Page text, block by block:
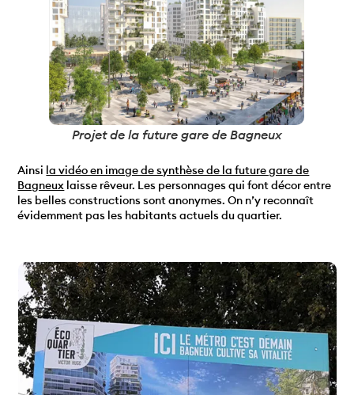
Projet de la future gare de Bagneux
Ainsi la vidéo en image de synthèse de la future gare de
Bagneux laisse rêveur. Les personnages qui font décor entre
les belles constructions sont anonymes. On n’y reconnaît
évidemment pas les habitants actuels du quartier.